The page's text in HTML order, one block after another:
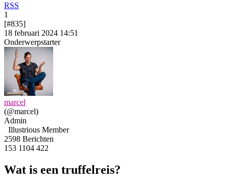
RSS
1
[#835]
18 februari 2024 14:51
Onderwerpstarter
marcel
(@marcel)
Admin
Illustrious Member
2598 Berichten
153 1104 422
Wat is een truffelreis?